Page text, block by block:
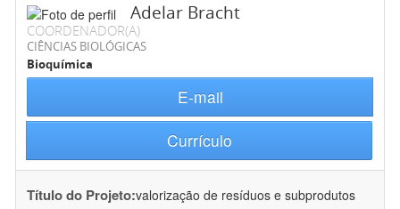
Adelar Bracht
COORDENADOR(A)
CIÊNCIAS BIOLÓGICAS
Bioquímica
E-mail
Currículo
Título do Projeto:valorização de resíduos e subprodutos